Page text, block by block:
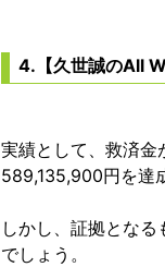
4.【久世誠のAll
実績として、救済
589,135,900円を達
しかし、証拠とな
でしょう。